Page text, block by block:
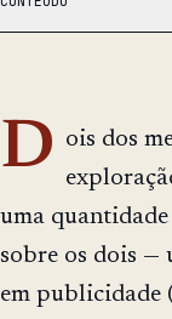
D ois dos
uma
sobre os dois —
em publicidade